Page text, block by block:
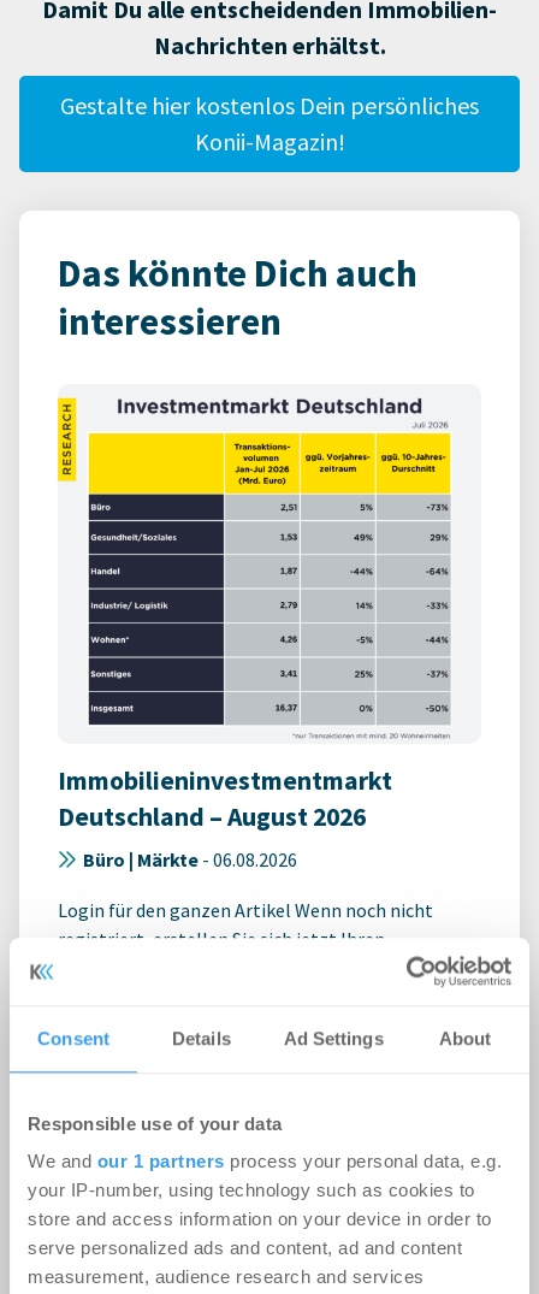
Consent Details Ad Settings About
Responsible use of your data
We and our 1 partners process your personal data, e.g.
your IP-number, using technology such as cookies to
store and access information on your device in order to
serve personalized ads and content, ad and content
measurement, audience research and services
Damit Du alle entscheidenden Immobilien-
Nachrichten erhältst.
Gestalte hier kostenlos Dein persönliches
Konii-Magazin!
Das könnte Dich auch
interessieren
Immobilieninvestmentmarkt
Deutschland – August 2026
Büro | Märkte - 06.08.2026
Login für den ganzen Artikel Wenn noch nicht
registriert, erstellen Sie sich jetzt Ihren
kostenlosen Account, um auf die neusten ...